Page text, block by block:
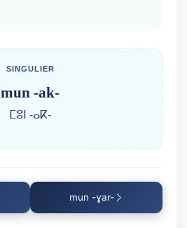
SINGULIER
mun -ak-
ⵎⵓⵏ -ⴰⴽ-
mun -ɣar-